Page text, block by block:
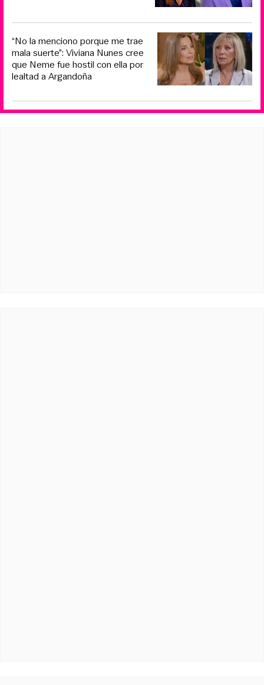
“No la menciono porque me trae
mala suerte”: Viviana Nunes cree
que Neme fue hostil con ella por
lealtad a Argandoña